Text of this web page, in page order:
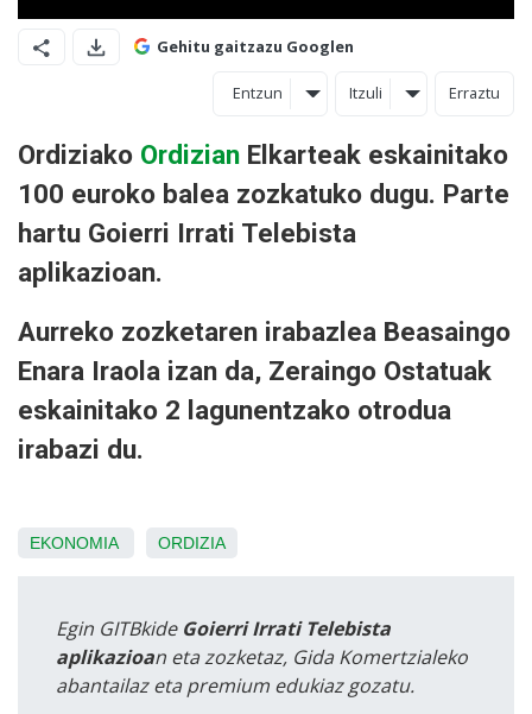
Gehitu gaitzazu Googlen
Entzun Itzuli Erraztu
Ordiziako Ordizian Elkarteak eskainitako
100 euroko balea zozkatuko dugu. Parte
hartu Goierri Irrati Telebista
aplikazioan.
Aurreko zozketaren irabazlea Beasaingo
Enara Iraola izan da, Zeraingo Ostatuak
eskainitako 2 lagunentzako otrodua
irabazi du.
EKONOMIA ORDIZIA
Egin GITBkide Goierri Irrati Telebista
aplikazioan eta zozketaz, Gida Komertzialeko
abantailaz eta premium edukiaz gozatu.